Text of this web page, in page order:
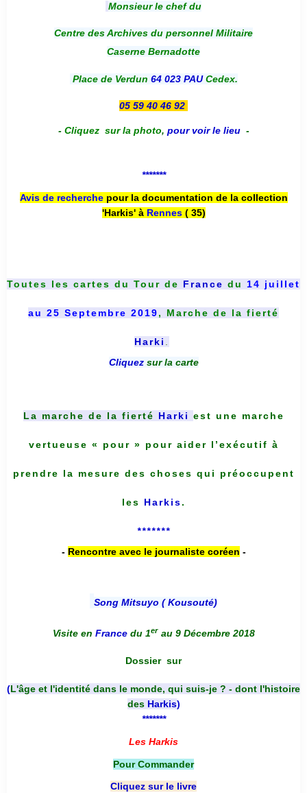
Monsieur le chef du
Centre des Archives du personnel Militaire
Caserne Bernadotte
Place de Verdun 64 023 PAUCedex.
05 59 40 46 92
- Cliquez sur la photo, pour voir le lieu -
*******
Avis de recherche pour la documentation de la collection
'Harkis' à Rennes( 35)
Toutes les cartes du Tour de France du 14 juillet
au 25 Septembre 2019, Marche de la fierté
Harki .
Cliquez sur la carte
La marche de la fierté Harki est une marche
vertueuse « pour » pour aider l’exécutif à
prendre la mesure des choses qui préoccupent
les Harkis.
*******
- Rencontre avec le journaliste coréen -
Song Mitsuyo ( Kousouté)
Visite en France du 1er au 9 Décembre 2018
Dossier sur
(L'âge et l'identité dans le monde, qui suis-je ? - dont l'histoire
des Harkis)
*******
Les Harkis
Pour Commander
Cliquez sur le livre